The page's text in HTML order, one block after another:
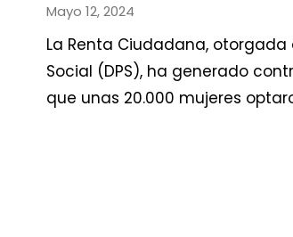
Mayo 12, 2024
La Renta Ciudadana,
Social (DPS), ha generado
que unas 20.000 mujeres